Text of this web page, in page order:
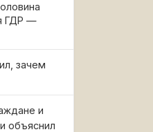
ГДР —
зачем
и
объяснил